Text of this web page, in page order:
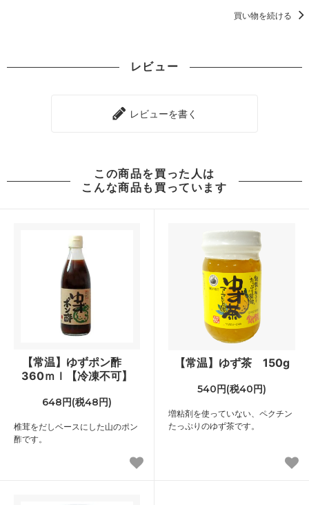
買い物を続ける
レビュー
レビューを書く
この商品を買った人は
こんな商品も買っています
【常温】ゆずポン酢
360ｍｌ【冷凍不可】
648円(税48円)
椎茸をだしベースにした山のポン
酢です。
【常温】ゆず茶 150g
540円(税40円)
増粘剤を使っていない、ペクチン
たっぷりのゆず茶です。